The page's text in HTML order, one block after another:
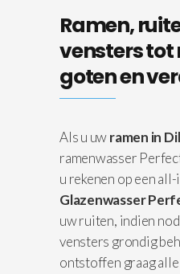
Ramen,
vensters tot
goten en
Als u uwramen in
ramenwasser
u rekenen op een
Glazenwasser
uw ruiten, indien
vensters grondig
ontstoffen graag